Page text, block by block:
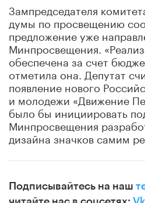
Зампредседателя
думы по просвещению
предложение уже
Минпросвещения.
обеспечена за счет
отметила она. Депутат
появление нового
и молодежи «Движение
было бы инициировать
Минпросвещения
дизайна значков самим
Подписывайтесь на наш